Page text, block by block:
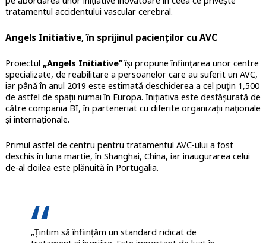
tratamentul accidentului vascular cerebral.
Angels Initiative, în sprijinul pacienților cu AVC
Proiectul „Angels Initiative”își propune înființarea unor centre
specializate, de reabilitare a persoanelor care au suferit un AVC,
iar până în anul 2019 este estimată deschiderea a cel puțin 1,500
de astfel de spații numai în Europa. Inițiativa este desfășurată de
către compania BI, în parteneriat cu diferite organizații naționale
și internaționale.
Primul astfel de centru pentru tratamentul AVC-ului a fost
deschis în luna martie, în Shanghai, China, iar inaugurarea celui
de-al doilea este plănuită în Portugalia.
„Țintim să înființăm un standard ridicat de